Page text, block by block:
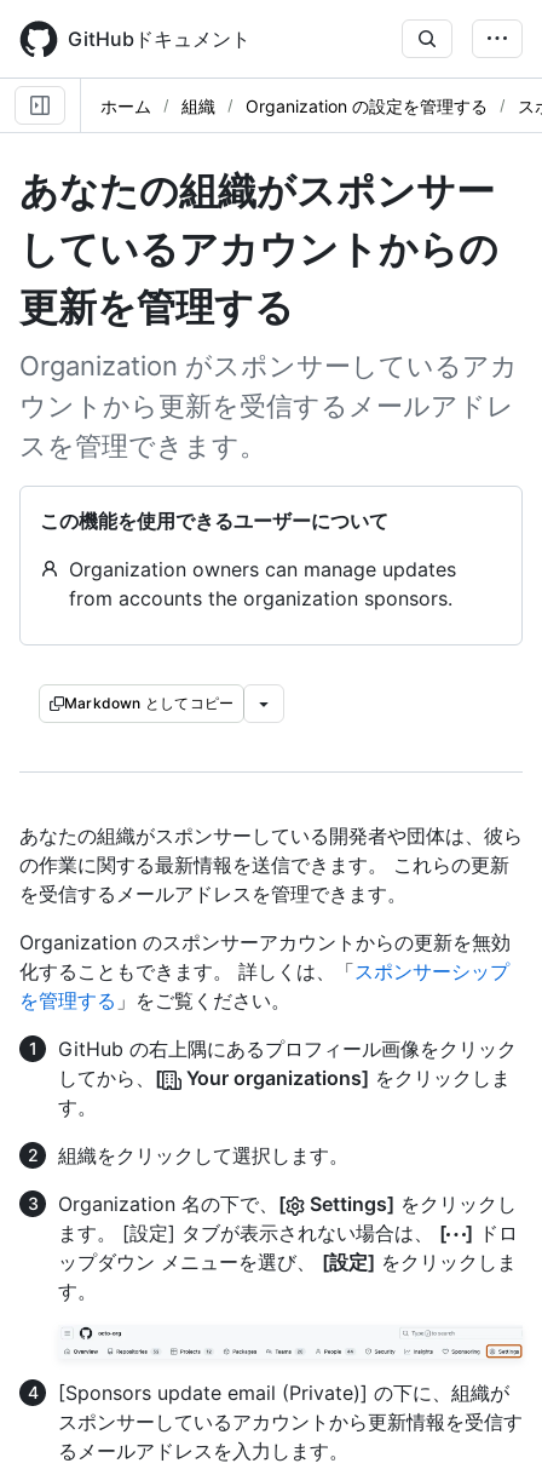
main
content
GitHubドキュメント
ホーム 組織 Organization の設定を管理する ス
あなたの組織がスポンサー
しているアカウントからの
更新を管理する
Organization がスポンサーしているアカ
ウントから更新を受信するメールアドレ
スを管理できます。
この機能を使用できるユーザーについて
Organization owners can manage updates
from accounts the organization sponsors.
Markdown としてコピー
あなたの組織がスポンサーしている開発者や団体は、彼ら
の作業に関する最新情報を送信できます。 これらの更新
を受信するメールアドレスを管理できます。
Organization のスポンサーアカウントからの更新を無効
化することもできます。 詳しくは、「スポンサーシップ
を管理する 」をご覧ください。
GitHub の右上隅にあるプロフィール画像をクリック
してから、 [ Your organizations] をクリックしま
す。
組織をクリックして選択します。
Organization 名の下で、 [ Settings] をクリックし
ます。 [設定] タブが表示されない場合は、 [ ] ドロ
ップダウン メニューを選び、 [設定] をクリックしま
す。
[Sponsors update email (Private)] の下に、組織が
スポンサーしているアカウントから更新情報を受信す
るメールアドレスを入力します。